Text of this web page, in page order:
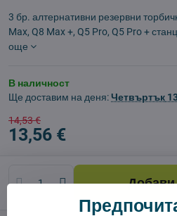
3 бр. алтернативни резервни
Max, Q8 Max +, Q5 Pro, Q5 Pro +
още
В наличност
Ще доставим на деня:Четвъртък
14,53 €
13,56 €